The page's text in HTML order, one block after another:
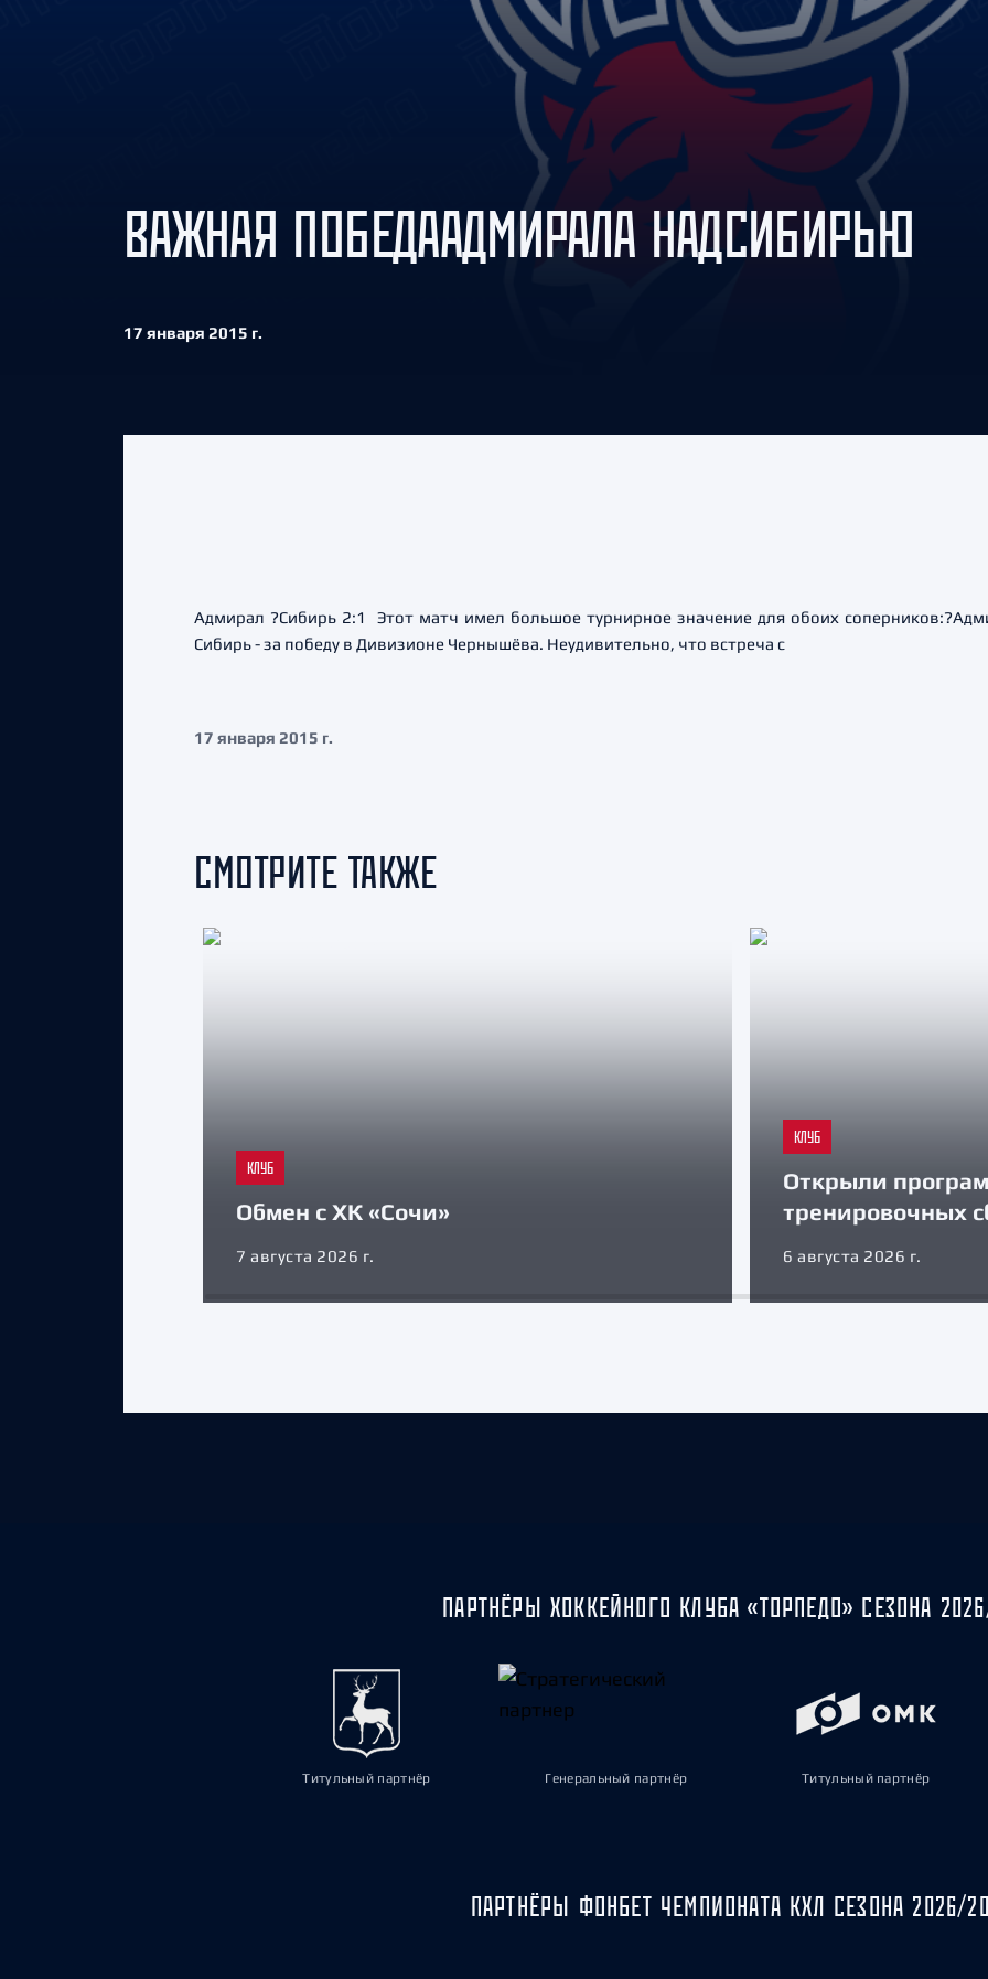
Амур
Барыс
Салават Юлаев
Сибирь
ВАЖНАЯ ПОБЕДААДМИРАЛА НАДСИБИРЬЮ
17 января 2015 г.
Адмирал ?Сибирь 2:1 Этот матч имел большое турнирное значение для обоих
Сибирь - за победу в Дивизионе Чернышёва. Неудивительно, что встреча с
17 января 2015 г.
СМОТРИТЕ ТАКЖЕ
КЛУБ
Обмен с ХК «Сочи»
7 августа 2026 г.
КЛУБ
Открыли
тренировочных
6 августа 2026 г.
ПАРТНЁРЫ ХОККЕЙНОГО КЛУБА «ТОРПЕДО» СЕЗОНА
Титульный партнёр Генеральный партнёр Титульный партнёр
ПАРТНЁРЫ ФОНБЕТ ЧЕМПИОНАТА КХЛ СЕЗОНА 2026/